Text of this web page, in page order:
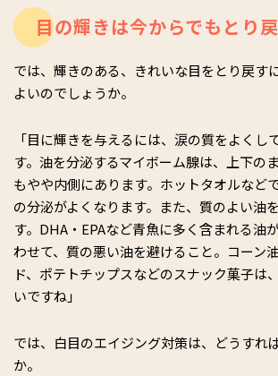
目の輝きは今からでもとり
では、輝きのある、きれいな目をとり戻す
よいのでしょうか。
「目に輝きを与えるには、涙の質をよくし
す。油を分泌するマイボーム腺は、上下の
もやや内側にあります。ホットタオルなど
の分泌がよくなります。また、質のよい油
す。DHA・EPAなど青魚に多く含まれる油
わせて、質の悪い油を避けること。コーン
ド、ポテトチップスなどのスナック菓子は
いですね」
では、白目のエイジング対策は、どうすれ
か。